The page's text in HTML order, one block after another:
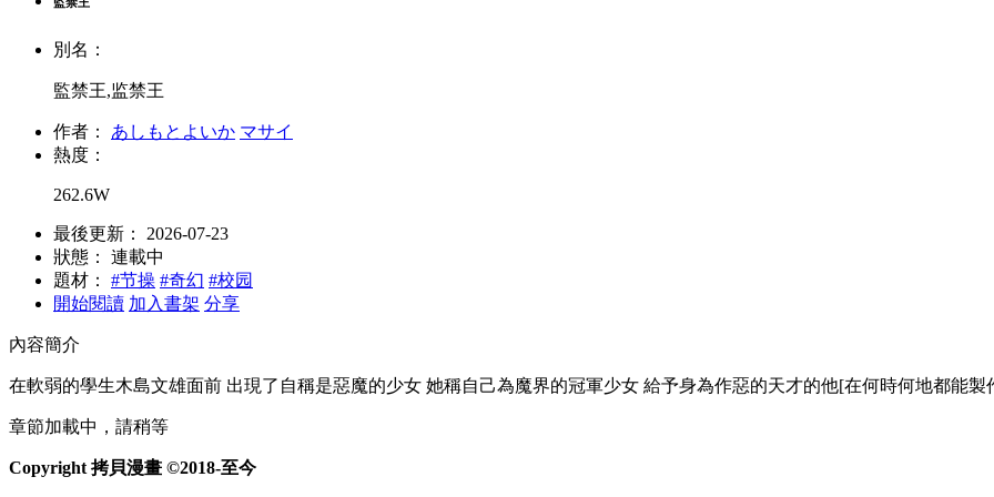
別名：
監禁王,监禁王
作者： あしもとよいか マサイ
熱度：
262.6W
最後更新：
2026-07-23
狀態：
連載中
題材：
#节操 #奇幻 #校园
開始閱讀 加入書架 分享
內容簡介
在軟弱的學生木島文雄面前 出現了自稱是惡魔的少女 她稱自己為魔界的冠軍少女 給予身為作惡的天才的他[在何時何地都能製
章節加載中，請稍等
Copyright 拷貝漫畫 ©2018-至今